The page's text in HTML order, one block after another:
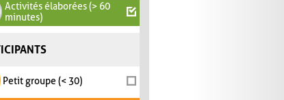
Activités élaborées (> 60
minutes)
Petit groupe (< 30)